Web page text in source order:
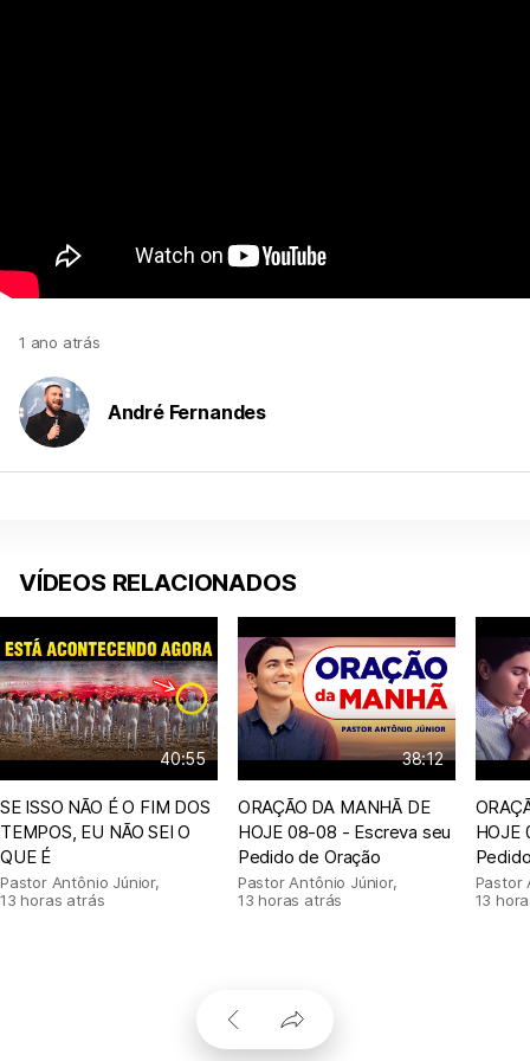
1 ano atrás
André Fernandes
VÍDEOS RELACIONADOS
40:55
SE ISSO NÃO É O FIM DOS
TEMPOS, EU NÃO SEI O
QUE É
Pastor Antônio Júnior,
13 horas atrás
38:12
ORAÇÃO DA MANHÃ DE
HOJE 08-08 - Escreva seu
Pedido de Oração
Pastor Antônio Júnior,
13 horas atrás
HOJE
Pastor
13